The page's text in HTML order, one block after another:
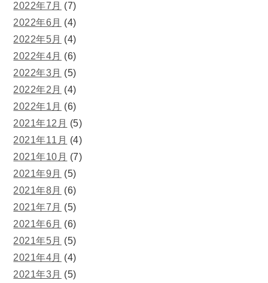
2022年7月 (7)
2022年6月 (4)
2022年5月 (4)
2022年4月 (6)
2022年3月 (5)
2022年2月 (4)
2022年1月 (6)
2021年12月 (5)
2021年11月 (4)
2021年10月 (7)
2021年9月 (5)
2021年8月 (6)
2021年7月 (5)
2021年6月 (6)
2021年5月 (5)
2021年4月 (4)
2021年3月 (5)